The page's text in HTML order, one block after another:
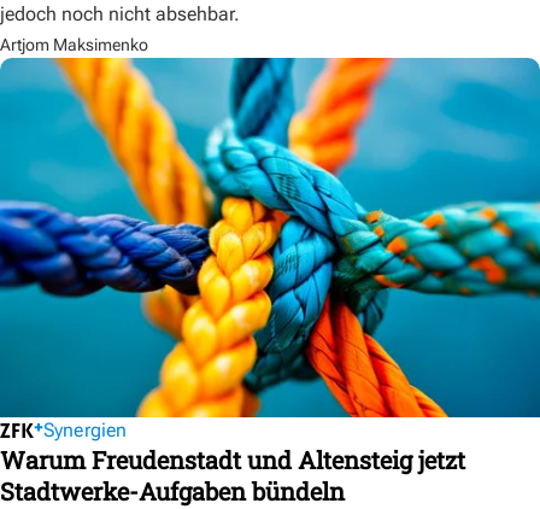
jedoch noch nicht absehbar.
Artjom Maksimenko
Synergien
Warum Freudenstadt und Altensteig jetzt
Stadtwerke-Aufgaben bündeln